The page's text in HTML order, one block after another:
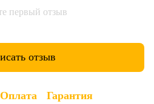
первый отзыв
отзыв
Оплата Гарантия